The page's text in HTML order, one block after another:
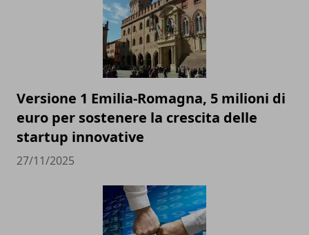
Versione 1 Emilia-Romagna, 5 milioni di
euro per sostenere la crescita delle
startup innovative
27/11/2025